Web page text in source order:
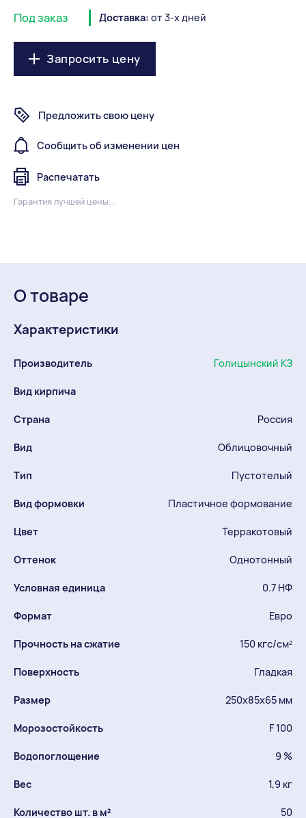
Под заказ Доставка: от 3-х дней
Запросить цену
Предложить свою цену
Сообщить об изменении цен
Распечатать
Гарантия лучшей цены. .
О товаре
Характеристики
Производитель Голицынский КЗ
Вид кирпича
Страна Россия
Вид Облицовочный
Тип Пустотелый
Вид формовки Пластичное формование
Цвет Терракотовый
Оттенок Однотонный
Условная единица 0.7 НФ
Формат Евро
Прочность на сжатие 150 кгс/см²
Поверхность Гладкая
Размер 250х85х65 мм
Морозостойкость F 100
Водопоглощение 9 %
Вес 1,9 кг
Количество шт. в м² 50